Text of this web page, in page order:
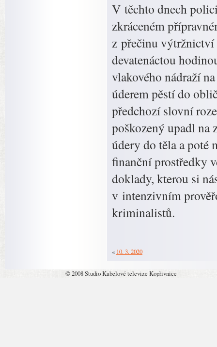
V těchto dnech
zkráceném
z přečinu
devatenáctou
vlakového nádraží
úderem pěstí do
předchozí slovní
poškozený upadl na
údery do těla a poté
finanční prostředky
doklady, kterou si
v intenzivním
kriminalistů.
« 10. 3. 2020
© 2008 Studio Kabelové televize Kopřivnice